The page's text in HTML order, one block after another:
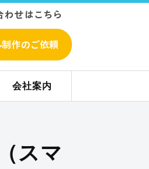
会社案内
スマ